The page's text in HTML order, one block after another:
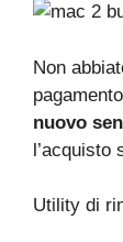
Non
nuovo
l’acquisto
Utility di